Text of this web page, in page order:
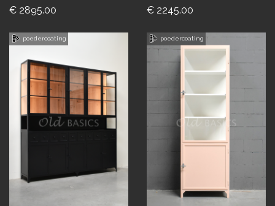
€ 2895.00
€ 2245.00
poedercoating poedercoating